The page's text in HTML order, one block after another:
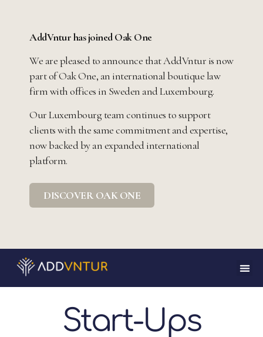
AddVntur has joined Oak One
We are pleased to announce that AddVntur is now
part of Oak One, an international boutique law
firm with offices in Sweden and Luxembourg.
Our Luxembourg team continues to support
clients with the same commitment and expertise,
now backed by an expanded international
platform.
DISCOVER OAK ONE
Start-Ups